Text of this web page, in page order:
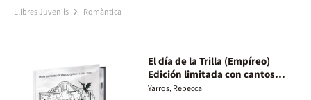
Llibres Juvenils Romàntica
El día de la Trilla (Empíreo)
Edición limitada con cantos
tintados
Yarros, Rebecca